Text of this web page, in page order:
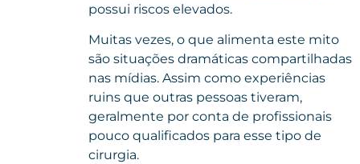
possui riscos elevados.
Muitas vezes, o que alimenta este mito
são situações dramáticas compartilhadas
nas mídias. Assim como experiências
ruins que outras pessoas tiveram,
geralmente por conta de profissionais
pouco qualificados para esse tipo de
cirurgia.